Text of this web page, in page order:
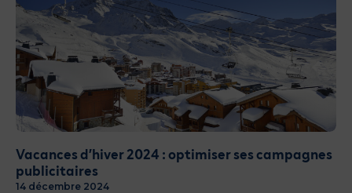
Vacances d’hiver 2024 : optimiser ses campagnes
publicitaires
14 décembre 2024